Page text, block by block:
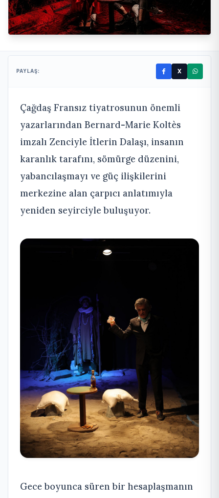
PAYLAŞ: X
Çağdaş Fransız tiyatrosunun önemli
yazarlarından Bernard-Marie Koltès
imzalı Zenciyle İtlerin Dalaşı, insanın
karanlık tarafını, sömürge düzenini,
yabancılaşmayı ve güç ilişkilerini
merkezine alan çarpıcı anlatımıyla
yeniden seyirciyle buluşuyor.
Gece boyunca süren bir hesaplaşmanın